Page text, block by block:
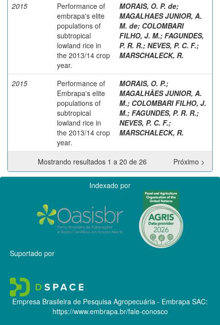
2015
Performance of
embrapa's elite
populations of
subtropical
lowland rice in
the 2013/14 crop
year.
MORAIS, O. P. de;
MAGALHAES JUNIOR, A.
M. de; COLOMBARI
FILHO, J. M.; FAGUNDES,
P. R. R.; NEVES, P. C. F.;
MARSCHALECK, R.
2015
Performance of
Embrapa's elite
populations of
subtropical
lowland rice in
the 2013/14 crop
year.
MORAIS, O. P.;
MAGALHÃES JUNIOR, A.
M.; COLOMBARI FILHO, J.
M.; FAGUNDES, P. R. R.;
NEVES, P. C. F.;
MARSCHALECK, R.
Mostrando resultados 1 a 20 de 26 Próximo >
Indexado por
Suportado por
Empresa Brasileira de Pesquisa Agropecuária - Embrapa SAC:
https://www.embrapa.br/fale-conosco